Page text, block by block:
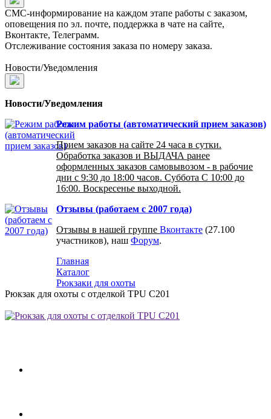
СМС-информирование на каждом этапе работы с заказом,
оповещения по эл. почте, поддержка в чате на сайте,
Вконтакте, Телеграмм.
Отслеживание состояния заказа по номеру заказа.
Новости/Уведомления
Новости/Уведомления
Режим работы (автоматический прием заказов)
Прием заказов на сайте 24 часа в сутки.
Обработка заказов и ВЫДАЧА ранее
оформленных заказов самовывозом - в рабочие
дни с 9:30 до 18:00 часов. Суббота С 10:00 до
16:00. Воскресенье выходной.
Отзывы (работаем с 2007 года)
Отзывы в нашей группе Вконтакте (27.100
участников), наш Форум.
Главная
Каталог
Рюкзаки для охоты
Рюкзак для охоты с отделкой TPU C201